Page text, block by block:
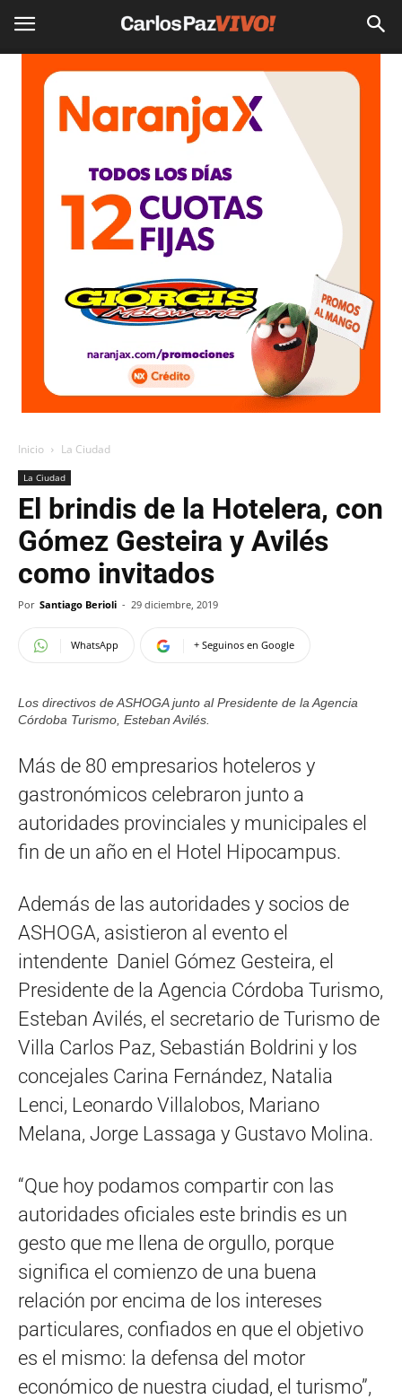
Inicio La Ciudad
La Ciudad
El brindis de la Hotelera, con
Gómez Gesteira y Avilés
como invitados
Por Santiago Berioli - 29 diciembre, 2019
WhatsApp + Seguinos en Google
Los directivos de ASHOGA junto al Presidente de la Agencia
Córdoba Turismo, Esteban Avilés.
Más de 80 empresarios hoteleros y
gastronómicos celebraron junto a
autoridades provinciales y municipales el
fin de un año en el Hotel Hipocampus.
Además de las autoridades y socios de
ASHOGA, asistieron al evento el
intendente Daniel Gómez Gesteira, el
Presidente de la Agencia Córdoba Turismo,
Esteban Avilés, el secretario de Turismo de
Villa Carlos Paz, Sebastián Boldrini y los
concejales Carina Fernández, Natalia
Lenci, Leonardo Villalobos, Mariano
Melana, Jorge Lassaga y Gustavo Molina.
“Que hoy podamos compartir con las
autoridades oficiales este brindis es un
gesto que me llena de orgullo, porque
significa el comienzo de una buena
relación por encima de los intereses
particulares, confiados en que el objetivo
es el mismo: la defensa del motor
económico de nuestra ciudad, el turismo”,